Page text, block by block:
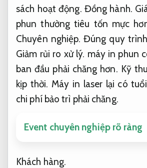
sách hoạt động. Đồng hành.
phun thường tiêu tốn mực
Chuyên nghiệp. Đúng quy
Giảm rủi ro xử lý. máy in phun
ban đầu phải chăng hơn. Kỹ
kịp thời. Máy in laser lại có
chi phí bảo trì phải chăng.
Event chuyên nghiệp rõ ràng
Khách hàng.